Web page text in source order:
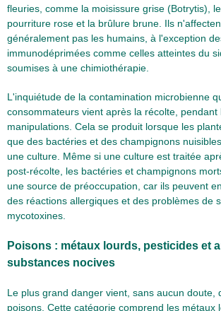
fleuries, comme la moisissure grise (Botrytis),
pourriture rose et la brûlure brune. Ils
généralement pas les humains, à l'exception
immunodéprimées comme celles atteintes du
soumises à une chimiothérapie.
L'inquiétude de la contamination microbienne
consommateurs vient après la récolte, pendant
manipulations. Cela se produit lorsque les
que des bactéries et des champignons
une culture. Même si une culture est traitée
post-récolte, les bactéries et champignons
une source de préoccupation, car ils peuvent
des réactions allergiques et des problèmes de
mycotoxines.
Poisons : métaux lourds, pesticides et
substances nocives
Le plus grand danger vient, sans aucun doute,
poisons. Cette catégorie comprend les métaux